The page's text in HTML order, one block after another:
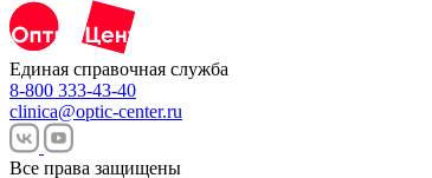
Единая справочная служба
8-800 333-43-40
clinica@optic-center.ru
Все права защищены